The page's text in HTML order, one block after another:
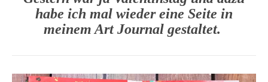
habe ich mal wieder eine Seite in
meinem Art Journal gestaltet.